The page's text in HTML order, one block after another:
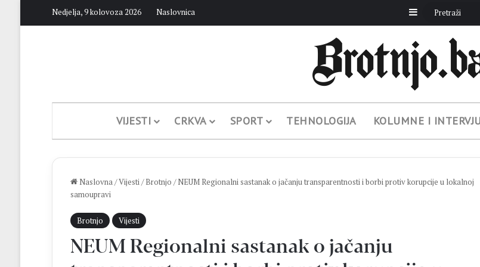
Nedjelja, 9 kolovoza 2026 Naslovnica Sidebar
VIJESTI CRKVA SPORT TEHNOLOGIJA KOLUMNE I
Naslovna/Vijesti/ Brotnjo / NEUM Regionalni sastanak o jačanju transparentnosti i borbi protiv korupcije u lokalnoj
samoupravi
Brotnjo Vijesti
NEUM Regionalni sastanak o jačanju